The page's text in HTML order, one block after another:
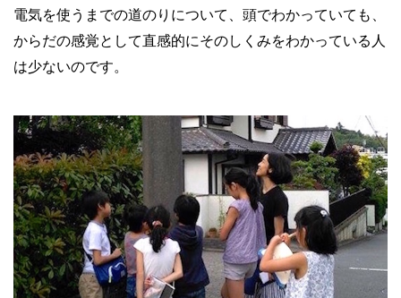
電気を使うまでの道のりについて、頭でわかっていても、
からだの感覚として直感的にそのしくみをわかっている人
は少ないのです。